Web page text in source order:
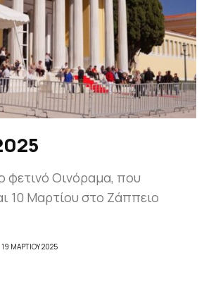
φετινό Οινόραμα, που
10 Μαρτίου στο Ζάππειο
19 ΜΑΡΤΊΟΥ 2025